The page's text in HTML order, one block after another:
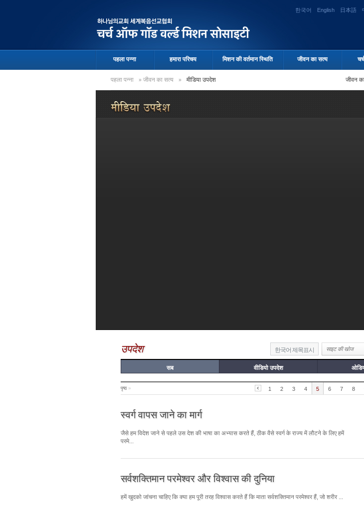
한국어 English 日本語
पहला पन्ना हमारा परिचय मिशन की वर्तमान स्थिति जीवन का सत्य
पहला पन्ना »जीवन का सत्य » मीडिया उपदेश जीवन
उपदेश 한국어 제목표시
सब वीडियो उपदेश
पृष्ठ » 1 2 3 4 5 6 7 8
स्वर्ग वापस जाने का मार्ग
जैसे हम विदेश जाने से पहले उस देश की भाषा का अभ्यास करते हैं, ठीक वैसे स्वर्ग के राज्य में लौटने के लिए हमें
परमे...
सर्वशक्तिमान परमेश्वर और विश्वास की दुनिया
हमें खुदको जांचना चाहिए कि क्या हम पूरी तरह विश्वास करते हैं कि माता सर्वशक्तिमान परमेश्वर हैं, जो शरीर ...